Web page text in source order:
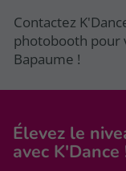
Contactez
photobooth pour
Bapaume !
Élevez le
avec K'Dance